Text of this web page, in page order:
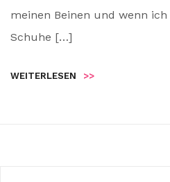
meinen Beinen und wenn
Schuhe […]
WEITERLESEN >>